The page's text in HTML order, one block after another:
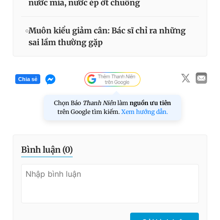
nước mía, nước ép ớt chuông
Muôn kiểu giảm cân: Bác sĩ chỉ ra những
sai lầm thường gặp
Chia sẻ
Chọn Báo Thanh Niên làm nguồn ưu tiên
trên Google tìm kiếm. Xem hướng dẫn.
Bình luận (0)